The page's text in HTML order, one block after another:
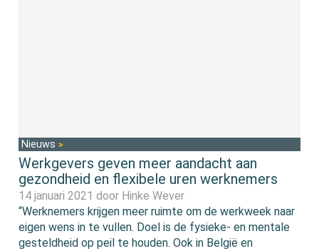
Nieuws
Werkgevers geven meer aandacht aan
gezondheid en flexibele uren werknemers
14 januari 2021 door Hinke Wever
“Werknemers krijgen meer ruimte om de werkweek naar
eigen wens in te vullen. Doel is de fysieke- en mentale
gesteldheid op peil te houden. Ook in België en